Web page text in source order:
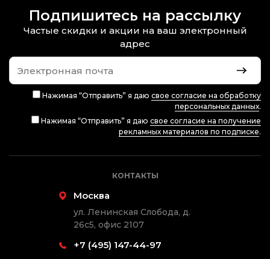
Подпишитесь на рассылку
Частые скидки и акции на ваш электронный
адрес
Нажимая “Отправить” я даю свое согласие на обработку
персональных данных.
Нажимая “Отправить” я даю свое согласие на получение
рекламных материалов по подписке.
КОНТАКТЫ
Москва
ул. Ленинская Слобода, д.
26с5, офис 2107
+7 (495) 147-44-97